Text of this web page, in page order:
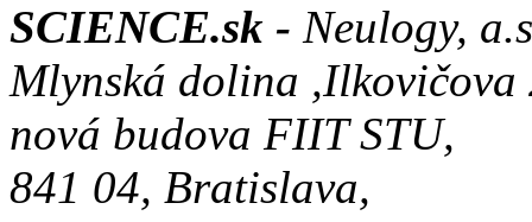
SCIENCE.sk - Neulogy,
Mlynská dolina ,Ilkovičova
nová budova FIIT STU,
841 04, Bratislava,